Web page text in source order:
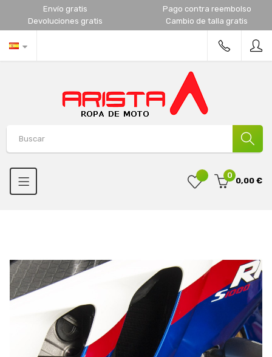
Envío gratis
Pago contra reembolso
Devoluciones gratis
Cambio de talla gratis
0
0,00 €